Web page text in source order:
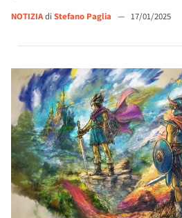
NOTIZIAdi Stefano Paglia — 17/01/2025